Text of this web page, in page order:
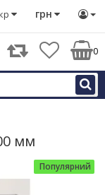
грн
0
мм
Популярний